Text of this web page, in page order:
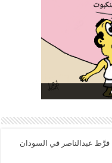
عبدالناصر في السودان